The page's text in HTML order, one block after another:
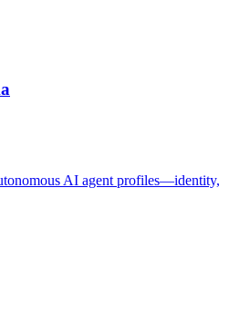
AI agent profiles—identity,